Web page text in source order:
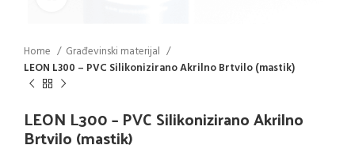
Home
Građevinski materijal
LEON L300 – PVC Silikonizirano Akrilno Brtvilo (mastik)
LEON L300 – PVC Silikonizirano Akrilno
Brtvilo (mastik)